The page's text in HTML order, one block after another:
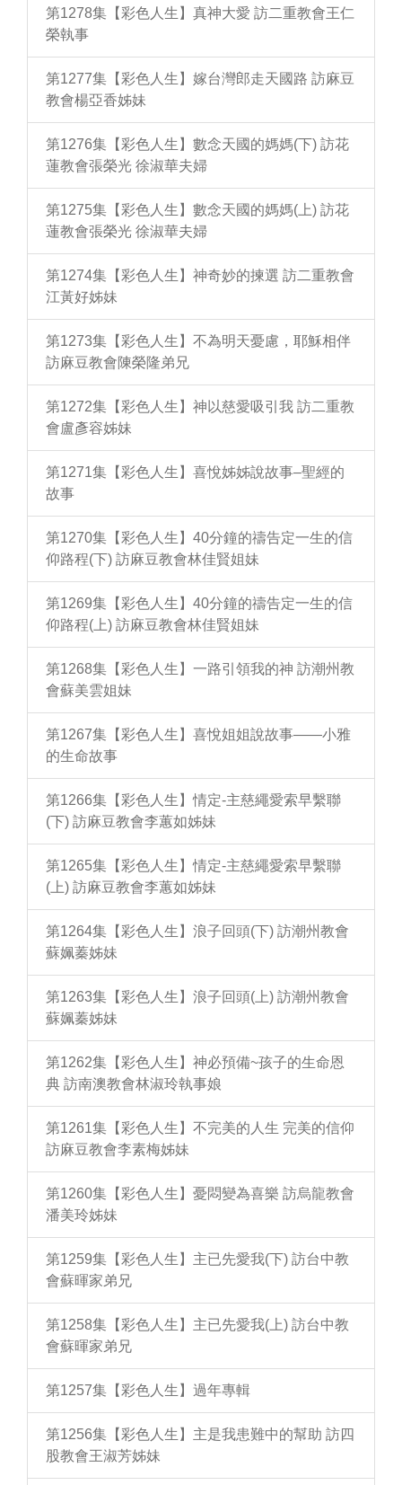
第1278集【彩色人生】真神大愛 訪二重教會王仁
榮執事
第1277集【彩色人生】嫁台灣郎走天國路 訪麻豆
教會楊亞香姊妹
第1276集【彩色人生】數念天國的媽媽(下) 訪花
蓮教會張榮光 徐淑華夫婦
第1275集【彩色人生】數念天國的媽媽(上) 訪花
蓮教會張榮光 徐淑華夫婦
第1274集【彩色人生】神奇妙的揀選 訪二重教會
江黃好姊妹
第1273集【彩色人生】不為明天憂慮，耶穌相伴
訪麻豆教會陳榮隆弟兄
第1272集【彩色人生】神以慈愛吸引我 訪二重教
會盧彥容姊妹
第1271集【彩色人生】喜悅姊姊說故事–聖經的
故事
第1270集【彩色人生】40分鐘的禱告定一生的信
仰路程(下) 訪麻豆教會林佳賢姐妹
第1269集【彩色人生】40分鐘的禱告定一生的信
仰路程(上) 訪麻豆教會林佳賢姐妹
第1268集【彩色人生】一路引領我的神 訪潮州教
會蘇美雲姐妹
第1267集【彩色人生】喜悅姐姐說故事——小雅
的生命故事
第1266集【彩色人生】情定-主慈繩愛索早繫聯
(下) 訪麻豆教會李蕙如姊妹
第1265集【彩色人生】情定-主慈繩愛索早繫聯
(上) 訪麻豆教會李蕙如姊妹
第1264集【彩色人生】浪子回頭(下) 訪潮州教會
蘇姵蓁姊妹
第1263集【彩色人生】浪子回頭(上) 訪潮州教會
蘇姵蓁姊妹
第1262集【彩色人生】神必預備~孩子的生命恩
典 訪南澳教會林淑玲執事娘
第1261集【彩色人生】不完美的人生 完美的信仰
訪麻豆教會李素梅姊妹
第1260集【彩色人生】憂悶變為喜樂 訪烏龍教會
潘美玲姊妹
第1259集【彩色人生】主已先愛我(下) 訪台中教
會蘇暉家弟兄
第1258集【彩色人生】主已先愛我(上) 訪台中教
會蘇暉家弟兄
第1257集【彩色人生】過年專輯
第1256集【彩色人生】主是我患難中的幫助 訪四
股教會王淑芳姊妹